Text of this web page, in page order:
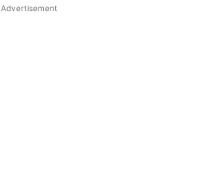
Advertisement